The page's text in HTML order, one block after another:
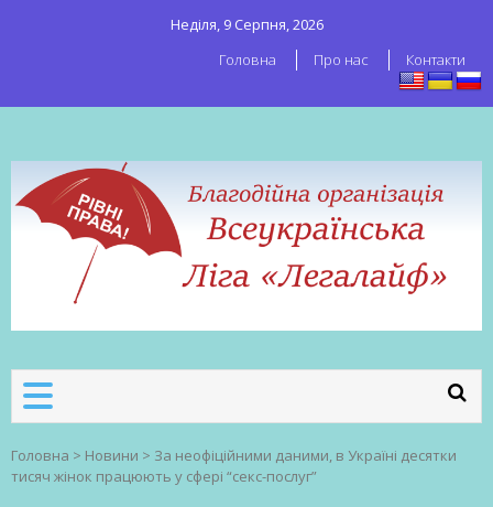
Неділя, 9 Серпня, 2026
Головна
Про нас Контакти
робітників
Головна > Новини > За неофіційними даними, в Україні десятки
тисяч жінок працюють у сфері “секс-послуг”